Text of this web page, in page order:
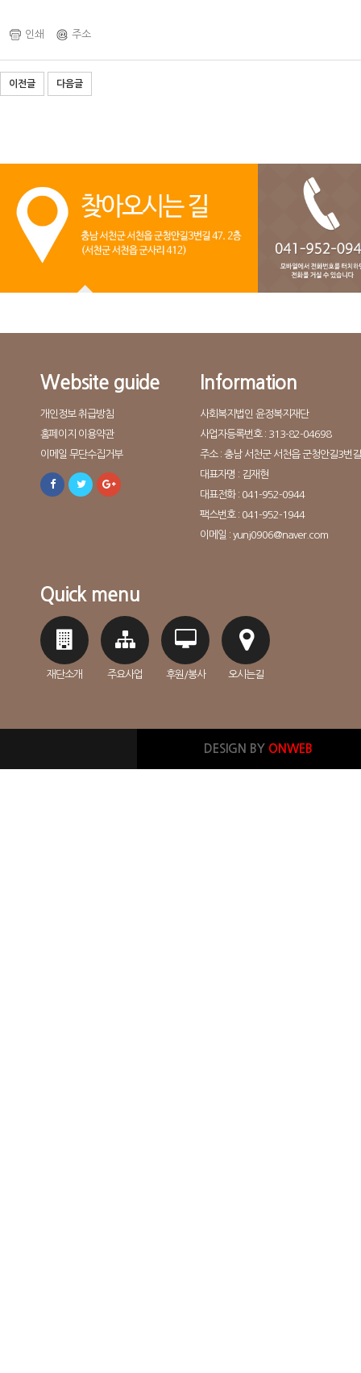
인쇄 주소
이전글 다음글
Website guide
개인정보 취급방침
홈페이지 이용약관
이메일 무단수집거부
Information
사회복지법인 윤정복지재단
사업자등록번호 : 313-82-04698
주소 : 충남 서천군 서천읍 군청안길3번
대표자명 : 김재현
대표전화 : 041-952-0944
팩스번호 : 041-952-1944
이메일 : yunj0906@naver.com
Quick menu
재단소개 주요사업 후원/봉사 오시는길
DESIGN BY ONWEB